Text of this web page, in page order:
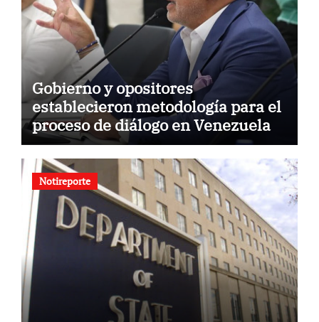
Gobierno y opositores
establecieron metodología para el
proceso de diálogo en Venezuela
Notireporte